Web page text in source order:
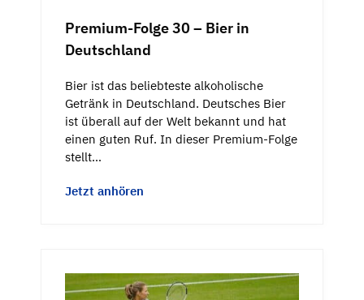
Premium-Folge 30 – Bier in
Deutschland
Bier ist das beliebteste alkoholische
Getränk in Deutschland. Deutsches Bier
ist überall auf der Welt bekannt und hat
einen guten Ruf. In dieser Premium-Folge
stellt…
Jetzt anhören